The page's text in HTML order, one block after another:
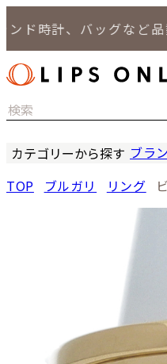
計、バッグなど品数
カテゴリーから探す
バッグ
ブラ
TOP ブルガリ リング